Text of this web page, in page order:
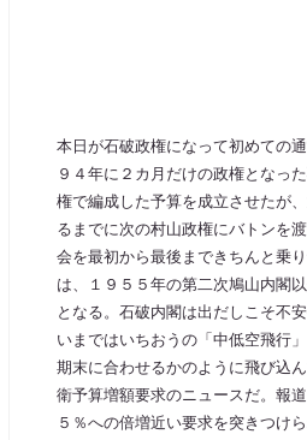
本日が石破政権になって初めての
９４年に２カ月だけの政権となっ
権で編成した予算を成立させたが
るまでに次の村山政権にバトンを
会を最初から最後まできちんと乗
は、１９５５年の第二次鳩山内閣
となる。石破内閣は出だしこそ不
いまではいちおうの「中低空飛行
期末に合わせるかのように飛び込
衛予算増額要求のニュースだ。報
５％への倍増近い要求を突きつけ